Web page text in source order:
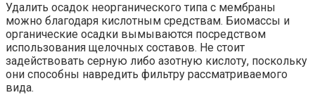
Удалить осадок неорганического типа с мембраны
можно благодаря кислотным средствам. Биомассы и
органические осадки вымываются посредством
использования щелочных составов. Не стоит
задействовать серную либо азотную кислоту, поскольку
они способны навредить фильтру рассматриваемого
вида.